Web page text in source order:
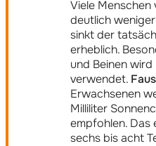
Viele
deutlich
sinkt der
erheblich.
und Beinen
verwendet.
Erwachsenen
Milliliter
empfohlen.
sechs bis acht